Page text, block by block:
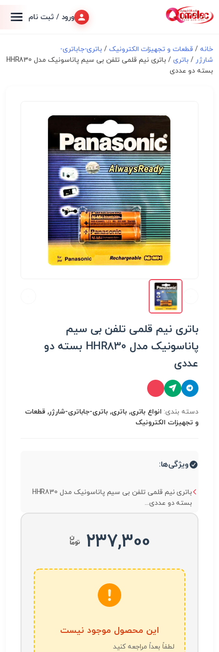
ورود / ثبت نام
خانه / قطعات و تجهیزات الکترونیک/ باتری-جاباتری-
شارژر / باتری
/ باتری نیم قلمی تلفن بی سیم پاناسونیک مدل HHR830
بسته دو عددی
باتری نیم قلمی تلفن بی سیم
پاناسونیک مدل HHR830 بسته دو
عددی
دسته بندی: انواع باتری, باتری, باتری-جاباتری-شارژر, قطعات
و تجهیزات الکترونیک
ویژگی‌ها:
باتری نیم قلمی تلفن بی سیم پاناسونیک مدل HHR830
بسته دو عددی...
237,300
این محصول موجود نیست
لطفاً بعداً مراجعه کنید